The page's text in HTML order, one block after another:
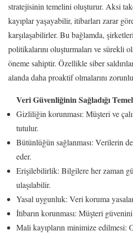
stratejisinin temelini oluşturur. Aksi
kayıplar yaşayabilir, itibarları zarar
karşılaşabilirler. Bu bağlamda,
politikalarını oluşturmaları ve sürekli
öneme sahiptir. Özellikle siber
alanda daha proaktif olmalarını
Veri Güvenliğinin Sağladığı
Gizliliğin korunması: Müşteri ve
tutulur.
Bütünlüğün sağlanması: Verilerin
eder.
Erişilebilirlik: Bilgilere her zaman
ulaşılabilir.
Yasal uygunluk: Veri koruma
İtibarın korunması: Müşteri
Mali kayıpların minimize edilmesi: